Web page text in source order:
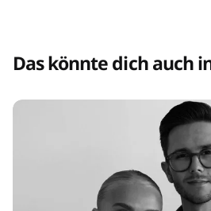
Das könnte dich auch